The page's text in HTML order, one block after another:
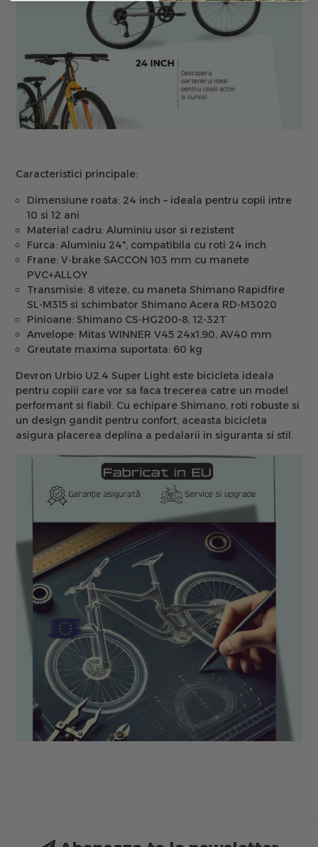
Caracteristici principale:
Dimensiune roata: 24 inch – ideala pentru copii intre
10 si 12 ani
Material cadru: Aluminiu usor si rezistent
Furca: Aluminiu 24", compatibila cu roti 24 inch
Frane: V-brake SACCON 103 mm cu manete
PVC+ALLOY
Transmisie: 8 viteze, cu maneta Shimano Rapidfire
SL-M315 si schimbator Shimano Acera RD-M3020
Pinioane: Shimano CS-HG200-8, 12-32T
Anvelope: Mitas WINNER V45 24x1.90, AV40 mm
Greutate maxima suportata: 60 kg
Devron Urbio U2.4 Super Light este bicicleta ideala
pentru copiii care vor sa faca trecerea catre un model
performant si fiabil. Cu echipare Shimano, roti robuste si
un design gandit pentru confort, aceasta bicicleta
asigura placerea deplina a pedalarii in siguranta si stil.